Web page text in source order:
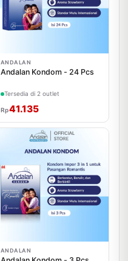
ANDALAN
Andalan Kondom - 24 Pcs
Tersedia di 2 outlet
Rp41.135
ANDALAN